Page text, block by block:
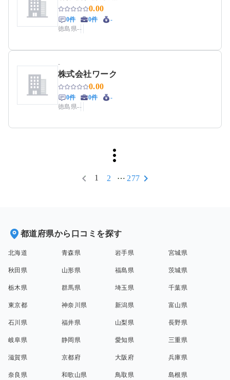
0.00
0件 0件
-
徳島県--
-
株式会社ワーク
0.00
0件 0件
-
徳島県--
1 2 277
都道府県から口コミを探す
北海道 青森県 岩手県 宮城県
秋田県 山形県 福島県 茨城県
栃木県 群馬県 埼玉県 千葉県
東京都 神奈川県 新潟県 富山県
石川県 福井県 山梨県 長野県
岐阜県 静岡県 愛知県 三重県
滋賀県 京都府 大阪府 兵庫県
奈良県 和歌山県 鳥取県 島根県